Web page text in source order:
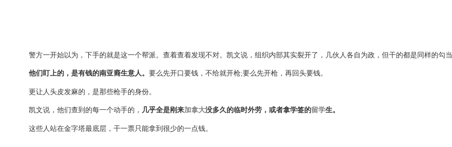
警方一开始以为，下手的就是这一个帮派。查着查着发现不对。凯文说，组织内部其实裂开了，几伙人各自为政，但干的都是同样的勾当
他们盯上的，是有钱的南亚裔生意人。 要么先开口要钱，不给就开枪;要么先开枪，再回头要钱。
更让人头皮发麻的，是那些枪手的身份。
凯文说，他们查到的每一个动手的， 几乎全是刚来加拿大没多久的临时外劳，或者拿学签的留学生。
这些人站在金字塔最底层，干一票只能拿到很少的一点钱。